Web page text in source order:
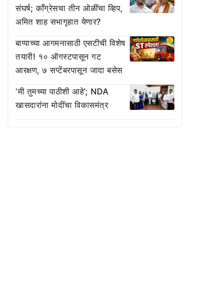
संघर्ष; काँग्रेसचा तीन ओळींचा व्हिप,
अमित शाह सभागृहात येणार?
बाप्पाच्या आगमनासाठी एसटीची विशेष
तयारी! १० ऑगस्टपासून गट
आरक्षण, ७ सप्टेंबरपासून जादा बसेस
‘मी तुमच्या पाठीशी आहे’; NDA
खासदारांना मोदींचा विकासमंत्र